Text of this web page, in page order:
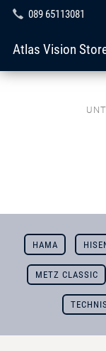
089 65113081
Atlas Vision
HAMA
METZ CLASSIC